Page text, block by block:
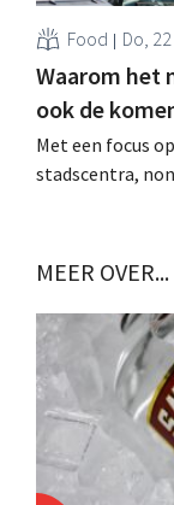
Food Do,
Waarom het
ook de
Met een focus
stadscentra,
MEER OVER...